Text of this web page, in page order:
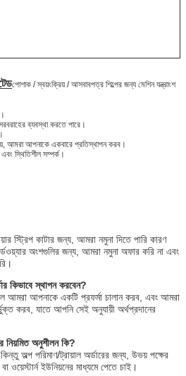
পোশাক / স্বয়ংক্রিয় / আসবাবপত্র শিল্পের জন্য মেশিন যন্ত্রাংশ
ব্যবস্থা করতে পারে।
আমরা আপনাকে একবারে প্রতিস্থাপন করব।
স্থিতিশীল সম্পর্ক।
স্ট্রিপ কাটার জন্য, আমরা নমুনা দিতে পারি কারণ
অংশগুলির জন্য, আমরা নমুনা অফার করি না এবং
কিভাবে স্থাপন করবেন?
আমরা আপনাকে একটি প্রফর্মা চালান করব, এবং আমরা
করব, যাতে আপনি সেই অনুযায়ী অর্থপ্রদানের
নিয়মিত অনুশীলন কি?
অল্প পরিমাণ/ট্রায়াল অর্ডারের জন্য, উভয় পক্ষের
ওয়েস্টার্ন ইউনিয়নের মাধ্যমে পেতে চাই।